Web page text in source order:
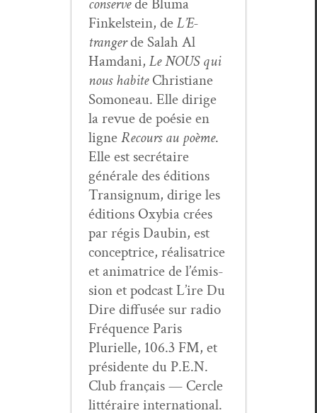
Finkel­stein, deL’E­
trangerde Salah Al
Ham­dani, Le NOUS qui
nous habiteChris­tiane
Somoneau. Elle dirige
la revue de poésie en
ligneRecours au poème.
Elle est secré­taire
générale des édi­tions
Tran­signum, dirige les
édi­tions Oxy­bia crées
par régis Daubin, est
con­cep­trice, réal­isatrice
et ani­ma­trice de l’émis­
sion et pod­cast L’ire Du
Dire dif­fusée sur radio
Fréquence Paris
Plurielle, 106.3 FM, et
prési­dente du P.E.N.
Club français — Cer­cle
lit­téraire international.